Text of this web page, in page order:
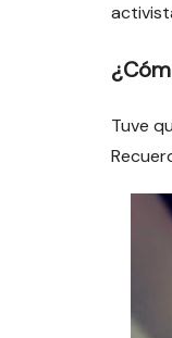
Tuve